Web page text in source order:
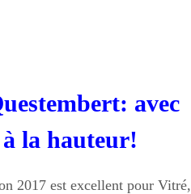
avec
la hauteur!
2017 est excellent pour Vitré,